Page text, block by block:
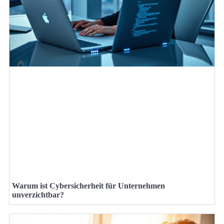
Warum ist Cybersicherheit für Unternehmen
unverzichtbar?